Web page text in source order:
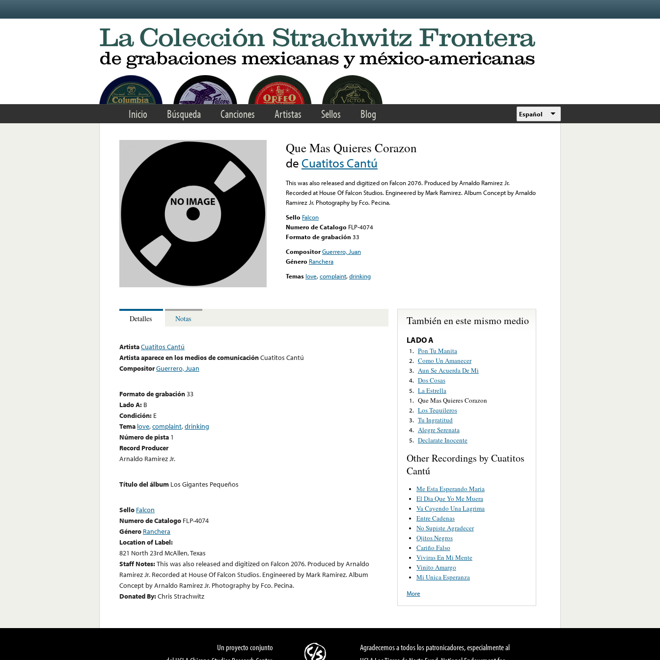
Inicio Búsqueda Canciones Artistas Sellos Blog Español
Que Mas Quieres Corazon
de Cuatitos Cantú
This was also released and digitized on Falcon 2076. Produced by Arnaldo Ramirez Jr.
Recorded at House Of Falcon Studios. Engineered by Mark Ramirez. Album Concept by Arnaldo
Ramirez Jr. Photography by Fco. Pecina.
Sello Falcon
Numero de Catalogo FLP-4074
Formato de grabación 33
CompositorGuerrero, Juan
Género Ranchera
Temas love,complaint,drinking
Detalles Notas
ArtistaCuatitos Cantú
Artista aparece en los medios de comunicaciónCuatitos Cantú
CompositorGuerrero, Juan
Formato de grabación33
Lado A: B
Condición: E
Tema love,complaint,drinking
Número de pista 1
Record Producer
Arnaldo Ramirez Jr.
Título del álbum Los Gigantes Pequeños
Sello Falcon
Numero de Catalogo FLP-4074
Género Ranchera
Location of Label:
821 North 23rd McAllen, Texas
Staff Notes:This was also released and digitized on Falcon 2076. Produced by Arnaldo
Ramirez Jr. Recorded at House Of Falcon Studios. Engineered by Mark Ramirez. Album
Concept by Arnaldo Ramirez Jr. Photography by Fco. Pecina.
Donated By:Chris Strachwitz
También en este mismo medio
LADO A
1. Pon Tu Manita
2. Como Un Amanecer
3. Aun Se Acuerda De Mi
4. Dos Cosas
5. La Estrella
1. Que Mas Quieres Corazon
2. Los Tequileros
3. Tu Ingratitud
4. Alegre Serenata
5. Declarate Inocente
Other Recordings by Cuatitos
Cantú
Me Esta Esperando Maria
El Dia Que Yo Me Muera
Va Cayendo Una Lagrima
Entre Cadenas
No Supiste Agradecer
Ojitos Negros
Cariño Falso
Viviras En Mi Mente
Vinito Amargo
Mi Unica Esperanza
More
Un proyecto conjunto
Agradecemos a todos los patronicadores, especialmente al